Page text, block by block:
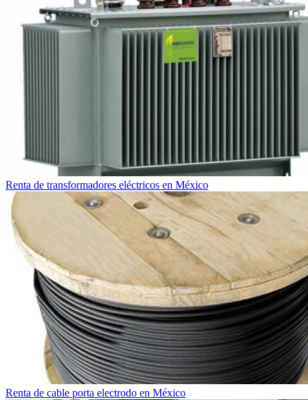
Renta de transformadores eléctricos en México
Renta de cable porta electrodo en México